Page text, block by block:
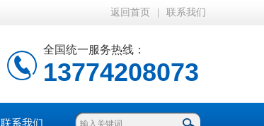
返回首页 联系我们
全国统一服务热线：
13774208073
联系我们